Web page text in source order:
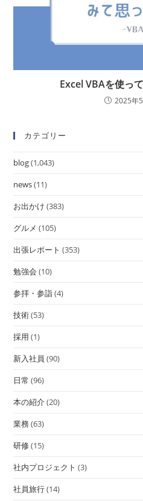
Excel VBAを使っ
2025年
カテゴリー
blog(1,043)
news(11)
お出かけ (383)
グルメ (105)
出張レポート (353)
勉強会 (10)
参拝・参詣(4)
技術(53)
採用 (1)
新入社員 (90)
日常 (96)
本の紹介(20)
業務(63)
研修(15)
社内プロジェクト (3)
社員旅行(14)